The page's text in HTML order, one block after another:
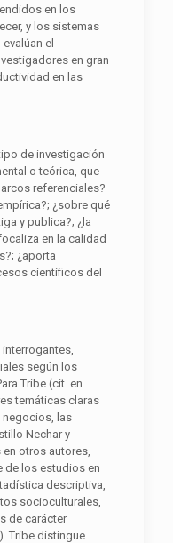
en los
y los sistemas
el
en gran
en las
de investigación
o teórica, que
referenciales?
¿sobre qué
y publica?; ¿la
en la calidad
¿aporta
científicos del
según los
Tribe (cit. en
temáticas claras
negocios, las
Nechar y
otros autores,
de los estudios en
descriptiva,
socioculturales,
de carácter
Tribe distingue